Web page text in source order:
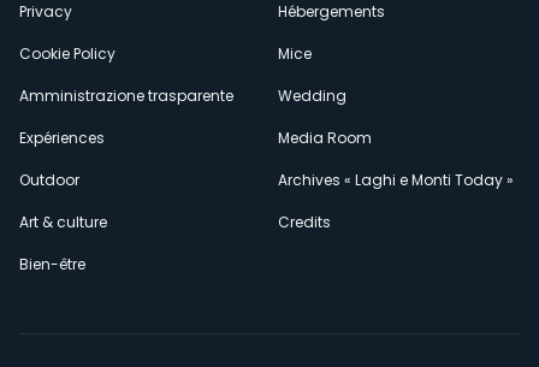
Privacy
Cookie Policy
Amministrazione trasparente
Expériences
Outdoor
Art & culture
Bien-être
Hébergements
Mice
Wedding
Media Room
Archives « Laghi e Monti Today »
Credits